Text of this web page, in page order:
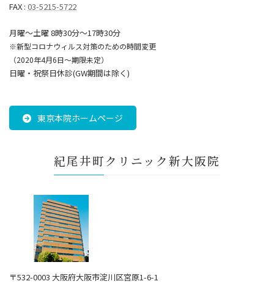
FAX : 03-5215-5722
月曜～土曜 8時30分〜17時30分
※新型コロナウィルス対策のための時間変更
（2020年4月6日～期限未定）
日曜・祝祭日休診(GW期間は除く)
東京本院ホームページ
紀尾井町クリニック新大阪院
〒532-0003 大阪府大阪市淀川区宮原1-6-1